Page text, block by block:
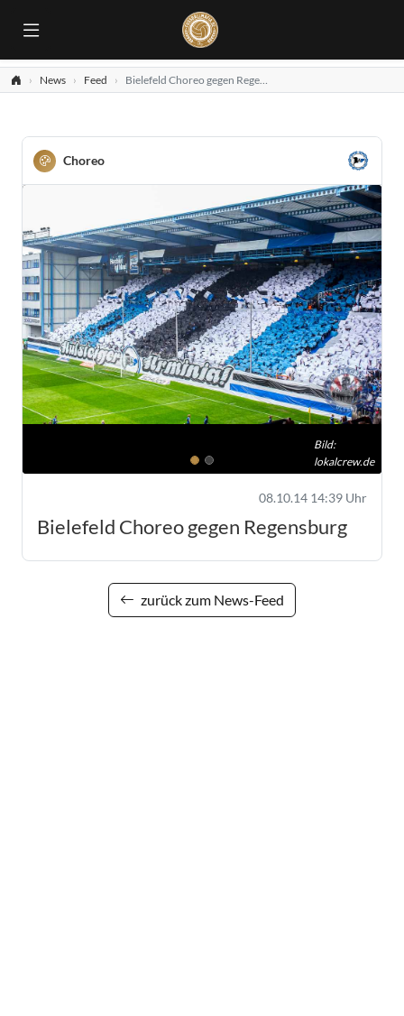
News Feed Bielefeld Choreo gegen Regensburg
Choreo
Bild:
lokalcrew.de
08.10.14 14:39 Uhr
Bielefeld Choreo gegen Regensburg
zurück zum News-Feed